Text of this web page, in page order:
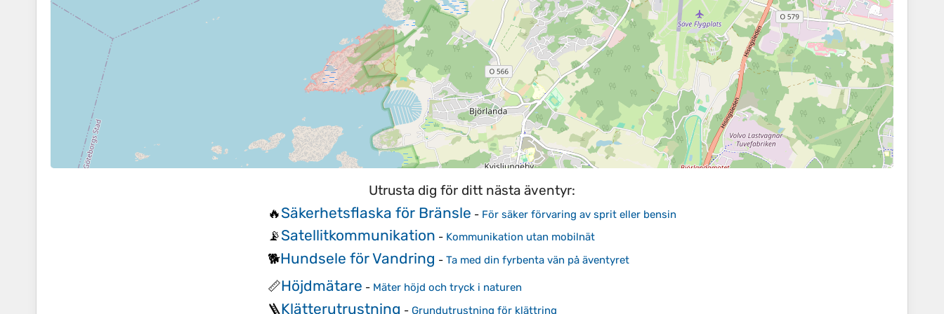
Utrusta dig för ditt nästa äventyr:
🔥Säkerhetsflaska för Bränsle - För säker förvaring av sprit eller bensin
📡Satellitkommunikation - Kommunikation utan mobilnät
🐕Hundsele för Vandring - Ta med din fyrbenta vän på äventyret
📏Höjdmätare - Mäter höjd och tryck i naturen
🪜Klätterutrustning - Grundutrustning för klättring